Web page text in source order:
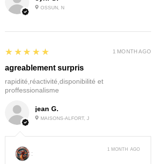
OSSUN, N
jean G.
MAISONS-ALFORT, J
5
★★★★★
agreablement surpris
rapidité,réactivité,disponibilité et
proffessionalisme
1 MONTH AGO
:
1 MONTH AGO